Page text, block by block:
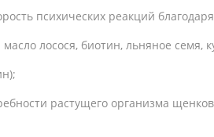
психических реакций благодаря
лосося, биотин, льняное
растущего организма